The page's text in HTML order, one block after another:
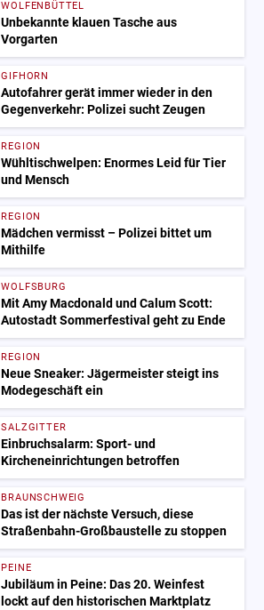
WOLFENBÜTTEL
Unbekannte klauen Tasche aus
Vorgarten
GIFHORN
Autofahrer gerät immer wieder in den
Gegenverkehr: Polizei sucht Zeugen
REGION
Wühltischwelpen: Enormes Leid für Tier
und Mensch
REGION
Mädchen vermisst – Polizei bittet um
Mithilfe
WOLFSBURG
Mit Amy Macdonald und Calum Scott:
Autostadt Sommerfestival geht zu Ende
REGION
Neue Sneaker: Jägermeister steigt ins
Modegeschäft ein
SALZGITTER
Einbruchsalarm: Sport- und
Kircheneinrichtungen betroffen
BRAUNSCHWEIG
Das ist der nächste Versuch, diese
Straßenbahn-Großbaustelle zu stoppen
PEINE
Jubiläum in Peine: Das 20. Weinfest
lockt auf den historischen Marktplatz